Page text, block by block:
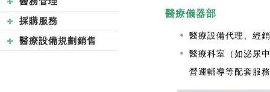
採購服務
醫療設備規劃銷售
醫療儀器部
醫療設備代理、經
醫療科室（如泌尿
營運輔導等配套服